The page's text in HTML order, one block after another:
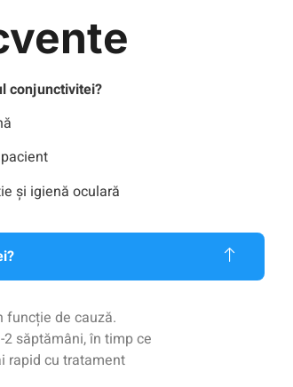
conjunctivitei?
și igienă oculară
funcție de cauză.
săptămâni, în timp ce
rapid cu tratament